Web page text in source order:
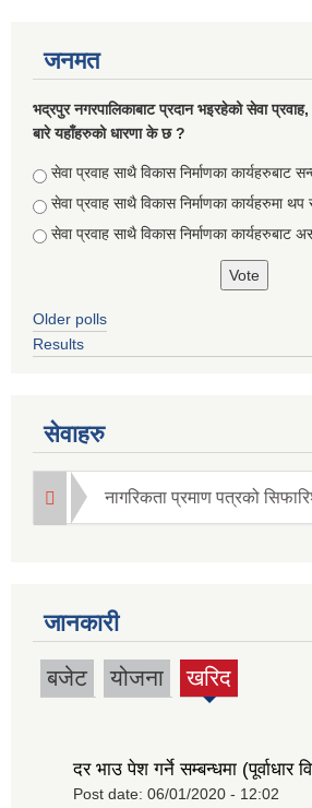
जनमत
भद्रपुर नगरपालिकाबाट प्रदान भइरहेको सेवा प्रवाह,
बारे यहाँहरुको धारणा के छ ?
Choices
सेवा प्रवाह साथै विकास निर्माणका कार्यहरुबाट
सेवा प्रवाह साथै विकास निर्माणका कार्यहरुमा
सेवा प्रवाह साथै विकास निर्माणका कार्यहरुबाट
Older polls
Results
सेवाहरु
नागरिकता प्रमाण पत्रको
जानकारी
बजेट योजना खरिद
(active
दर भाउ पेश गर्ने सम्बन्धमा (पूर्वाधार
Post date: 06/01/2020 - 12:02